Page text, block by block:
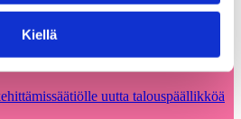
Kiellä
myös